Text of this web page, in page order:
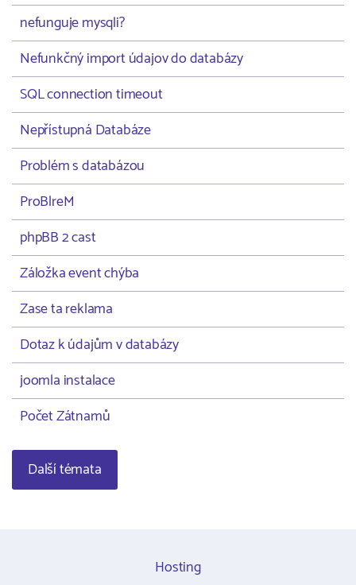
nefunguje mysqli?
Nefunkčný import údajov do databázy
SQL connection timeout
Nepřístupná Databáze
Problém s databázou
ProBlreM
phpBB 2 cast
Záložka event chýba
Zase ta reklama
Dotaz k údajům v databázy
joomla instalace
Počet Zátnamů
Další témata
Hosting